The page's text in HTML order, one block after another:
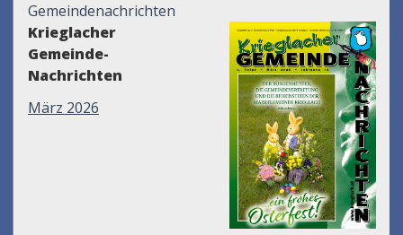
Gemeindenachrichten
Krieglacher
Gemeinde-
Nachrichten
März 2026